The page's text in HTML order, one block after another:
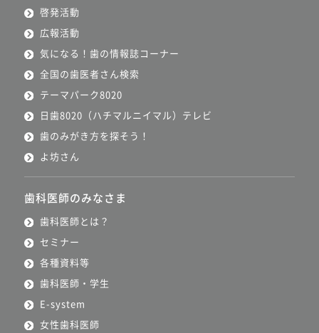
啓発活動
広報活動
気になる！歯の情報誌コーナー
全国の歯医者さん検索
テーマパーク8020
日歯8020（ハチマルニイマル）テレビ
歯のみがき方を探そう！
よ坊さん
歯科医師のみなさま
歯科医師とは？
セミナー
各種資料等
歯科医師・学生
E-system
女性歯科医師